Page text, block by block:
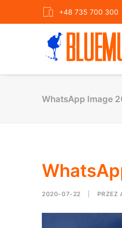
+48 735 700 300
WhatsApp Image
2020-07-22 PRZEZ